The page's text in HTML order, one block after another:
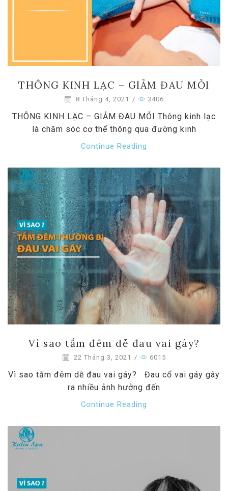
THÔNG KINH LẠC – GIẢM ĐAU MỎI
8 Tháng 4, 2021 / 3406
THÔNG KINH LẠC – GIẢM ĐAU MỎI Thông kinh lạc
là chăm sóc cơ thể thông qua đường kinh
Continue Reading
Vì sao tắm đêm dễ đau vai gáy?
22 Tháng 3, 2021 / 6015
Vì sao tắm đêm dễ đau vai gáy? Đau cổ vai gáy gây
ra nhiều ảnh hưởng đến
Continue Reading